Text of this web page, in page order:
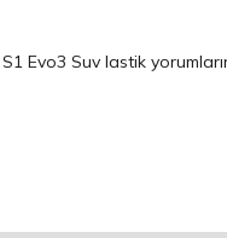
Evo3 Suv lastik